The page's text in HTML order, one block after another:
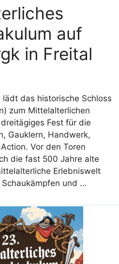
auf
in Freital
das historische Schloss
zum Mittelalterlichen
Fest für die
Gauklern, Handwerk,
Vor den Toren
die fast 500 Jahre alte
Erlebniswelt
und …